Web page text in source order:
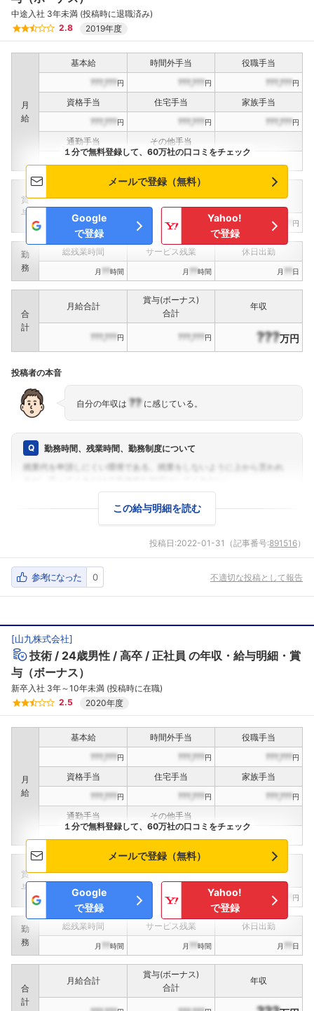
中途入社 3年未満 (投稿時に退職済み)
2.8
2019年度
月
給
基本給 時間外手当
役職手当
???,???円 ???,???円 ???,???円
資格手当 住宅手当
家族手当
???,???円 ???,???円 ???,???円
通勤手当
その他手当
賞
与
インセンティブ賞与
決算賞与
???,??? ???,??? 円 ???,??? 円
勤
務
総残業時間 サービス残業 休日出勤
月 ??時間 月 ??時間 月 ??日
合
計
月給合計
賞与(ボーナス)
合計
年収
???,???円 ???,???円 ???万円
１分で無料登録して、60万社の口コミをチェック
メールで登録（無料）
Google
で登録
Yahoo!
で登録
投稿者の本音
自分の年収は ??に感じている。
勤務時間、残業時間、勤務制度について
この給与明細を読む
投稿日:2022-01-31 （記事番号:891516）
参考になった 0 不適切な投稿として報告
[山九株式会社]
技術 24歳男性 高卒 正社員 の年収・給与明細・賞
与（ボーナス）
新卒入社 3年～10年未満 (投稿時に在職)
2.5
2020年度
月
給
基本給 時間外手当
役職手当
???,???円 ???,???円 ???,???円
資格手当 住宅手当
家族手当
???,???円 ???,???円 ???,???円
通勤手当
その他手当
賞
与
インセンティブ賞与
決算賞与
???,??? ???,??? 円 ???,??? 円
勤
務
総残業時間 サービス残業 休日出勤
月 ??時間 月 ??時間 月 ??日
合
計
月給合計
賞与(ボーナス)
合計
年収
１分で無料登録して、60万社の口コミをチェック
メールで登録（無料）
Google
で登録
Yahoo!
で登録